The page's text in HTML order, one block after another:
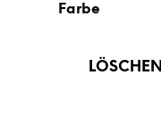
Farbe
LÖSCHEN